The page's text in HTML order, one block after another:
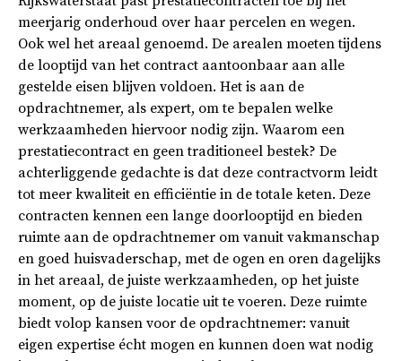
meerjarig onderhoud over haar percelen en wegen.
Ook wel het areaal genoemd. De arealen moeten tijdens
de looptijd van het contract aantoonbaar aan alle
gestelde eisen blijven voldoen. Het is aan de
opdrachtnemer, als expert, om te bepalen welke
werkzaamheden hiervoor nodig zijn. Waarom een
prestatiecontract en geen traditioneel bestek? De
achterliggende gedachte is dat deze contractvorm leidt
tot meer kwaliteit en efficiëntie in de totale keten. Deze
contracten kennen een lange doorlooptijd en bieden
ruimte aan de opdrachtnemer om vanuit vakmanschap
en goed huisvaderschap, met de ogen en oren dagelijks
in het areaal, de juiste werkzaamheden, op het juiste
moment, op de juiste locatie uit te voeren. Deze ruimte
biedt volop kansen voor de opdrachtnemer: vanuit
eigen expertise écht mogen en kunnen doen wat nodig